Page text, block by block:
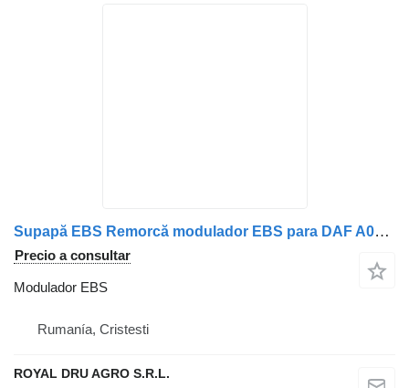
Supapă EBS Remorcă modulador EBS para DAF A0004319413/A0004318913 camión
Precio a consultar
Modulador EBS
Rumanía, Cristesti
ROYAL DRU AGRO S.R.L.